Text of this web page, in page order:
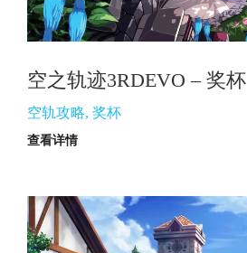
空之轨迹3RDEVO – 奖杯
空轨攻略, 奖杯
查看详情